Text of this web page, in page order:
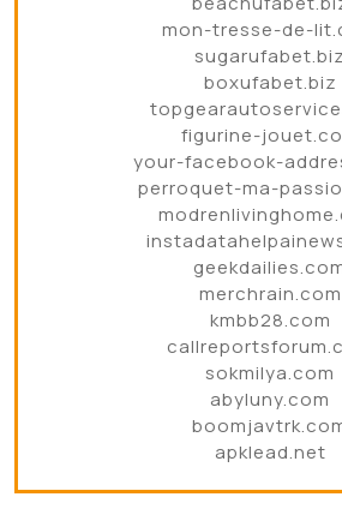
mon-tresse-de-
sugarufabet.biz
boxufabet.biz
figurine-
your-facebook-
perroquet-ma-
merchrain.com
kmbb28.com
sokmilya.com
abyluny.com
apklead.net